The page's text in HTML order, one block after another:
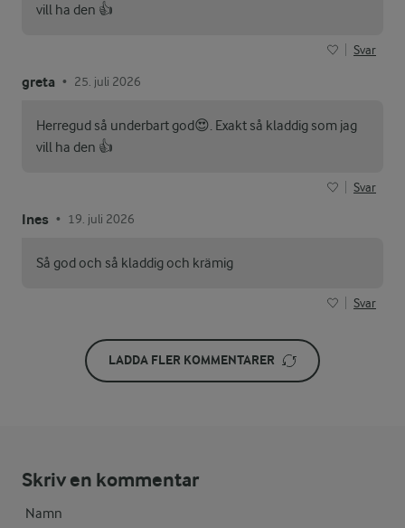
vill ha den 👍
Svar
greta • 25. juli 2026
Herregud så underbart god😍. Exakt så kladdig som jag
vill ha den 👍
Svar
Ines • 19. juli 2026
Så god och så kladdig och krämig
Svar
LADDA FLER KOMMENTARER
Skriv en kommentar
Namn